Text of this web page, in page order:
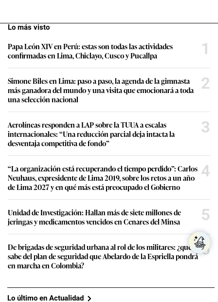
deterioro en la confianza y los resultados
especial en seguridad ciudadana y
economía, los dos temas que más
preocupan a los peruanos.
Al final de cuentas, la percepción
ciudadana no es una simple interpretación
realidad, y esa realidad marca sus
decisiones y expectativas. No importa
cuán positivas sean las cifras
macroeconómicas o los indicadores
presentados por las autoridades, si estas
no se reflejan en mejoras tangibles para
peruanos sienten que la economía sigue
fuera de control y que el futuro es incierto,
entonces esa percepción es la verdad con
la que interactúan a diario. Es sobre esa
deben diseñarse las políticas públicas.